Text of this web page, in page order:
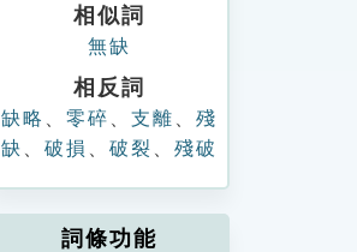
相似詞
無缺
相反詞
缺略 零碎 支離
殘
缺
破損 破裂 殘破
詞條功能